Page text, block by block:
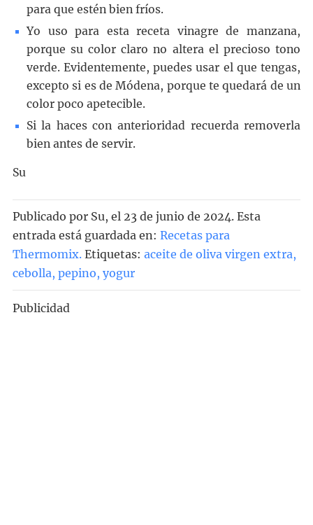
para que estén bien fríos.
Yo uso para esta receta vinagre de manzana,
porque su color claro no altera el precioso tono
verde. Evidentemente, puedes usar el que tengas,
excepto si es de Módena, porque te quedará de un
color poco apetecible.
Si la haces con anterioridad recuerda removerla
bien antes de servir.
Su
Publicado por Su, el 23 de junio de 2024. Esta
entrada está guardada en: Recetas para
Thermomix. Etiquetas: aceite de oliva virgen extra,
cebolla, pepino, yogur
Publicidad